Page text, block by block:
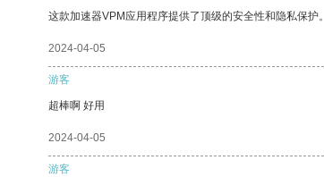
这款加速器VPM应用程序提供了顶级的安全性和隐私保护。
2024-04-05
游客
超棒啊 好用
2024-04-05
游客